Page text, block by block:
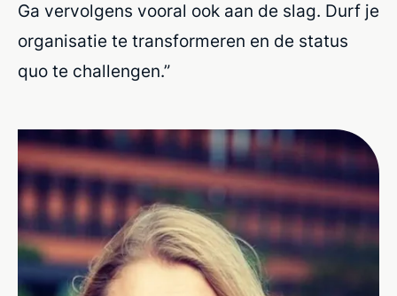
Ga vervolgens vooral ook aan de slag. Durf je
organisatie te transformeren en de status
quo te challengen.”